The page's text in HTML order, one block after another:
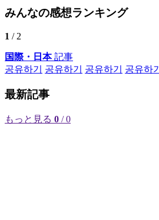
みんなの感想ランキング
1 / 2
国際・日本記事
공유하기
공유하기 공유하기 공유하기
最新記事
もっと見る 0 / 0